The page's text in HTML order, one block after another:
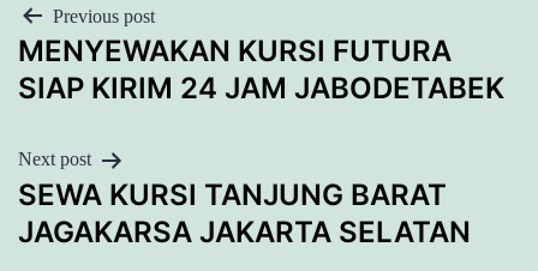
POST
NAVIGATION
Previous post
MENYEWAKAN KURSI FUTURA
SIAP KIRIM 24 JAM JABODETABEK
Next post
SEWA KURSI TANJUNG BARAT
JAGAKARSA JAKARTA SELATAN